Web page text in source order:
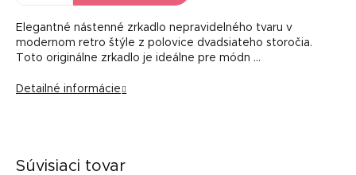
Elegantné nástenné zrkadlo nepravidelného tvaru v
modernom retro štýle z polovice dvadsiateho storočia.
Toto originálne zrkadlo je ideálne pre módn …
Detailné informácie
Súvisiaci tovar